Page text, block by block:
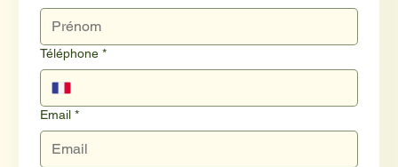
Téléphone *
Email *